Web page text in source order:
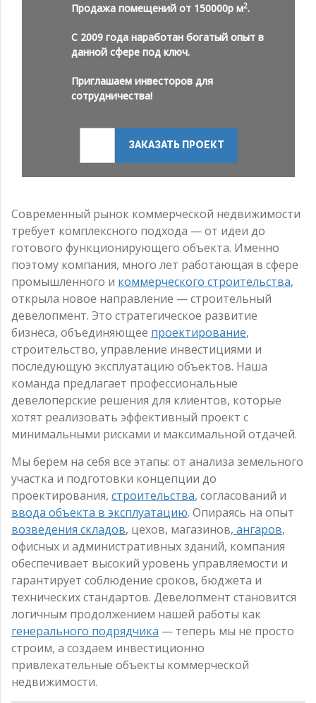
Продажа помещений от 150000р м2.
С 2009 года наработан богатый опыт в
данной сфере под ключ.
Приглашаем инвесторов для
сотрудничества!
ЗАКАЗАТЬ ПРОЕКТ
Современный рынок коммерческой недвижимости
требует комплексного подхода — от идеи до
готового функционирующего объекта. Именно
поэтому компания, много лет работающая в сфере
промышленного и коммерческого строительства,
открыла новое направление — строительный
девелопмент. Это стратегическое развитие
бизнеса, объединяющее проектирование,
строительство, управление инвестициями и
последующую эксплуатацию объектов. Наша
команда предлагает профессиональные
девелоперские решения для клиентов, которые
хотят реализовать эффективный проект с
минимальными рисками и максимальной отдачей.
Мы берем на себя все этапы: от анализа земельного
участка и подготовки концепции до
проектирования, строительства, согласований и
ввода объекта в эксплуатацию. Опираясь на опыт
возведения складов, цехов, магазинов, ангаров,
офисных и административных зданий, компания
обеспечивает высокий уровень управляемости и
гарантирует соблюдение сроков, бюджета и
технических стандартов. Девелопмент становится
логичным продолжением нашей работы как
генерального подрядчика — теперь мы не просто
строим, а создаем инвестиционно
привлекательные объекты коммерческой
недвижимости.